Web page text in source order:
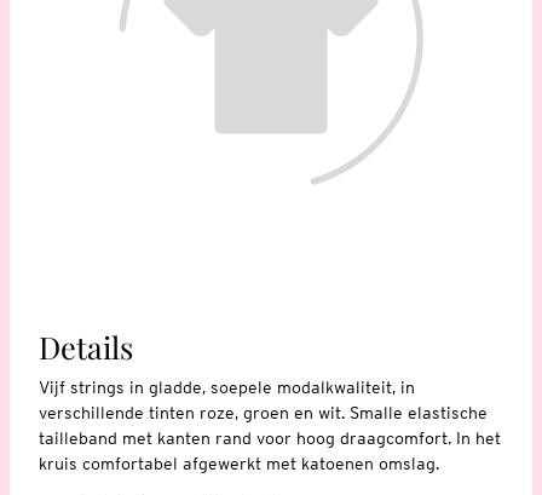
Details
Vijf strings in gladde, soepele modalkwaliteit, in
verschillende tinten roze, groen en wit. Smalle elastische
tailleband met kanten rand voor hoog draagcomfort. In het
kruis comfortabel afgewerkt met katoenen omslag.